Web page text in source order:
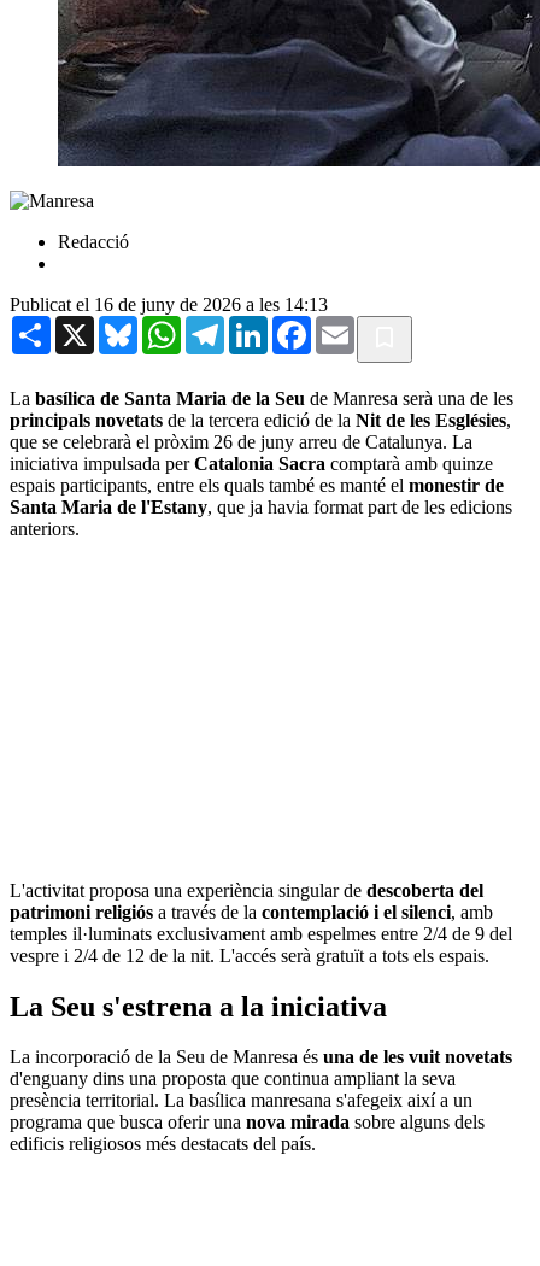
Redacció
Publicat el 16 de juny de 2026 a les 14:13
Share X BlueskyWhatsAppTelegramLinkedInFacebook
Email
La basílica de Santa Maria de la Seu de Manresa serà una de les
principals novetats de la tercera edició de la Nit de les Esglésies,
que se celebrarà el pròxim 26 de juny arreu de Catalunya. La
iniciativa impulsada perCatalonia Sacra comptarà amb quinze
espais participants, entre els quals també es manté el monestir de
Santa Maria de l'Estany, que ja havia format part de les edicions
anteriors.
L'activitat proposa una experiència singular de descoberta del
patrimoni religiós a través de la contemplació i el silenci, amb
temples il·luminats exclusivament amb espelmes entre 2/4 de 9 del
vespre i 2/4 de 12 de la nit. L'accés serà gratuït a tots els espais.
La Seu s'estrena a la iniciativa
La incorporació de la Seu de Manresa és una de les vuit novetats
d'enguany dins una proposta que continua ampliant la seva
presència territorial. La basílica manresana s'afegeix així a un
programa que busca oferir una nova mirada sobre alguns dels
edificis religiosos més destacats del país.